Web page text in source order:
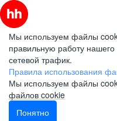
Мы используем файлы
правильную работу
сетевой трафик.
Правила использования
Мы используем файлы
файлов cookie
Понятно